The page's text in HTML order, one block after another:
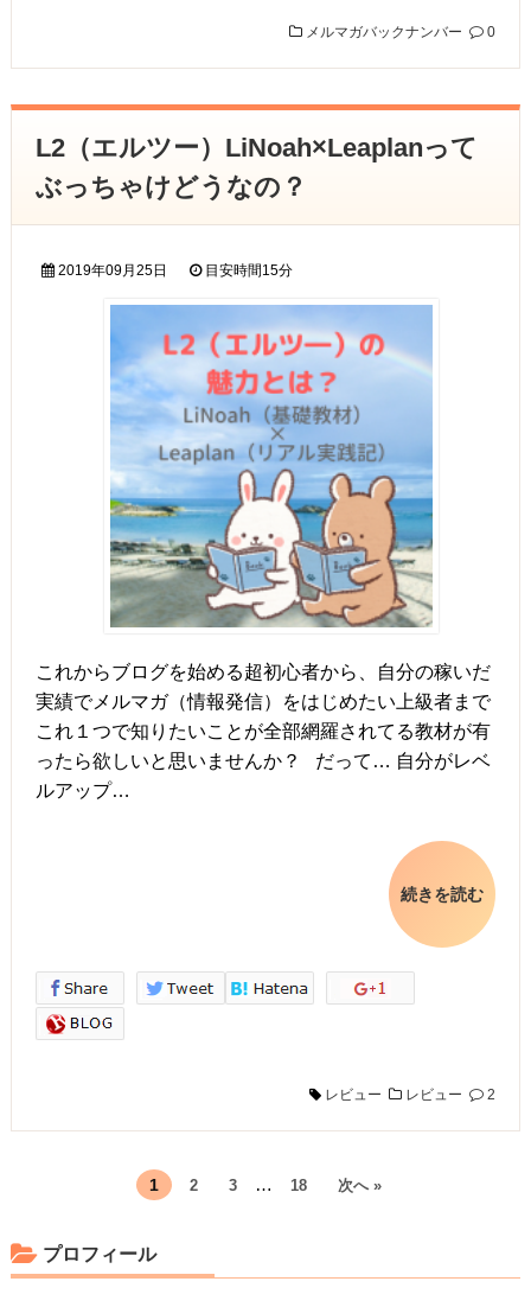
メルマガバックナンバー 0
L2（エルツー）LiNoah×Leaplanって
ぶっちゃけどうなの？
2019年09月25日 目安時間15分
これからブログを始める超初心者から、自分の稼いだ
実績でメルマガ（情報発信）をはじめたい上級者まで
これ１つで知りたいことが全部網羅されてる教材が有
ったら欲しいと思いませんか？ だって… 自分がレベ
ルアップ…
続きを読む
レビュー レビュー 2
1 2 3 … 18 次へ »
プロフィール